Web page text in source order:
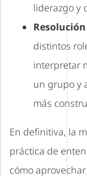
liderazgo y
distintos
interpretar
un grupo y
más
En definitiva, la
práctica de
cómo